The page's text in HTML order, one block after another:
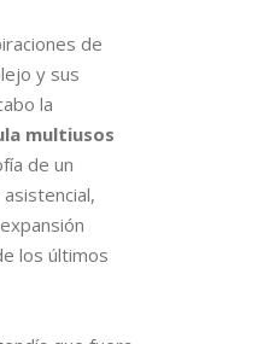
de
y sus
la
multiusos
de un
los últimos